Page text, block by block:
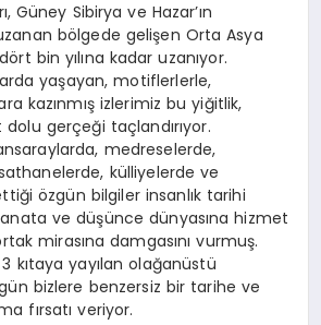
Güney Sibirya ve Hazar’ın
bölgede gelişen Orta Asya
bin yılına kadar uzanıyor.
yaşayan, motiflerlerle,
kazınmış izlerimiz bu yiğitlik,
gerçeği taçlandırıyor.
medreselerde,
külliyelerde ve
özgün bilgiler insanlık tarihi
ve düşünce dünyasına hizmet
mirasına damgasını vurmuş.
kıtaya yayılan olağanüstü
bizlere benzersiz bir tarihe ve
fırsatı veriyor.